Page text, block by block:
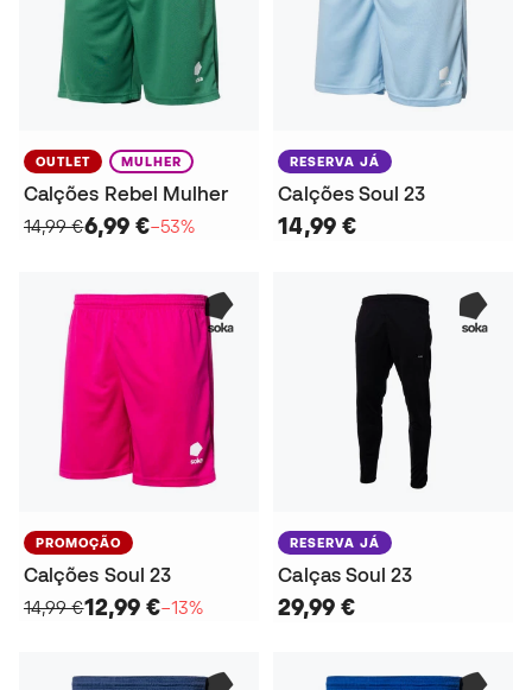
OUTLET MULHER
Calções Rebel Mulher
14,99 €6,99 €−53%
RESERVA JÁ
Calções Soul 23
14,99 €
PROMOÇÃO
Calções Soul 23
14,99 €12,99 €−13%
RESERVA JÁ
Calças Soul 23
29,99 €